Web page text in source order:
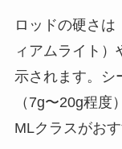
ロッドの硬さ
ィアムライト
示されます。シ
（7g〜20g程
MLクラスがおす